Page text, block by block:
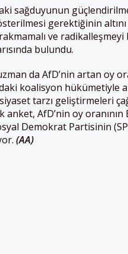
sağduyunun
gerektiğinin
ve radikalleşmeyi
bulundu.
da AfD’nin artan oy
koalisyon hükümetiyle
tarzı geliştirmeleri
AfD’nin oy oranının
Demokrat Partisinin
(AA)